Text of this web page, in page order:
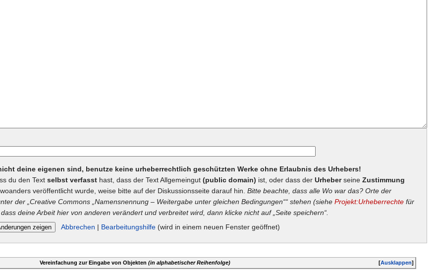
deine eigenen sind, benutze keine urheberrechtlich geschützten Werke ohne Erlaubnis des Urhebers!
du den Text selbst verfasst hast, dass der Text Allgemeingut (public domain) ist, oder dass der Urheberseine Zustimmung
veröffentlicht wurde, weise bitte auf der Diskussionsseite darauf hin. Bitte beachte, dass alle Wo war das? Orte der
der „Creative Commons „Namensnennung – Weitergabe unter gleichen Bedingungen““ stehen (siehe Projekt:Urheberrechte für
deine Arbeit hier von anderen verändert und verbreitet wird, dann klicke nicht auf „Seite speichern“.
Abbrechen | Bearbeitungshilfe (wird in einem neuen Fenster geöffnet)
[Ausklappen]
Vereinfachung zur Eingabe von Objekten (in alphabetischer Reihenfolge)